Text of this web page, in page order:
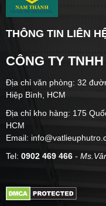
THÔNG TIN LIÊN
CÔNG TY
Địa chỉ văn phòng: 32
Hiệp Bình, HCM
Địa chỉ kho hàng: 175
HCM
Email:
Tel: 0902 469 466 -